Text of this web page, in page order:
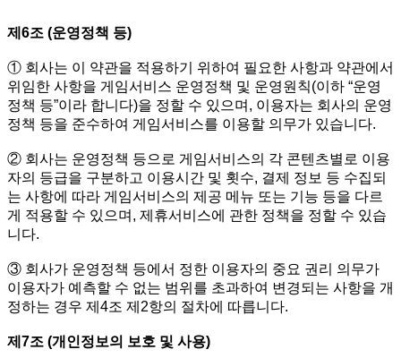
제6조 (운영정책 등)
① 회사는 이 약관을 적용하기 위하여 필요한 사항과 약관에서
위임한 사항을 게임서비스 운영정책 및 운영원칙(이하 “운영
정책 등”이라 합니다)을 정할 수 있으며, 이용자는 회사의 운영
정책 등을 준수하여 게임서비스를 이용할 의무가 있습니다.
② 회사는 운영정책 등으로 게임서비스의 각 콘텐츠별로 이용
자의 등급을 구분하고 이용시간 및 횟수, 결제 정보 등 수집되
는 사항에 따라 게임서비스의 제공 메뉴 또는 기능 등을 다르
게 적용할 수 있으며, 제휴서비스에 관한 정책을 정할 수 있습
니다.
③ 회사가 운영정책 등에서 정한 이용자의 중요 권리 의무가
이용자가 예측할 수 없는 범위를 초과하여 변경되는 사항을 개
정하는 경우 제4조 제2항의 절차에 따릅니다.
제7조 (개인정보의 보호 및 사용)